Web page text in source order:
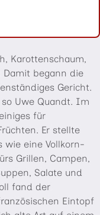
Karottenschaum,
begann die
Gericht.
Uwe Quandt. Im
für
Er stellte
wie eine Vollkorn-
Grillen, Campen,
Salate und
fand der
Eintopf